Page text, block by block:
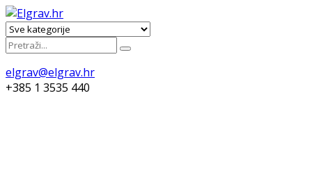
elgrav@elgrav.hr
+385 1 3535 440